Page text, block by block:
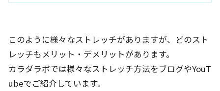
このように様々なストレッチがありますが、どのスト
レッチもメリット・デメリットがあります。
カラダラボでは様々なストレッチ方法をブログやYouT
ubeでご紹介しています。